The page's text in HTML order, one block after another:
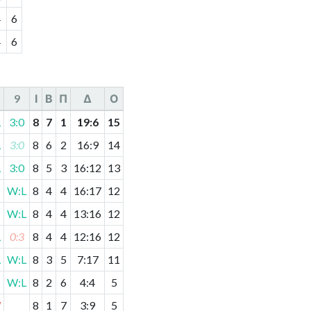
6
6
9 І В П Δ
О
3:0 8 7 1 19:6
15
3:0 8 6 2 16:9
14
3:0 8 5 3 16:12 13
W:L 8 4 4 16:17 12
W:L 8 4 4 13:16 12
0:3 8 4 4 12:16 12
W:L 8 3 5 7:17
11
W:L 8 2 6 4:4
5
8 1 7 3:9 5